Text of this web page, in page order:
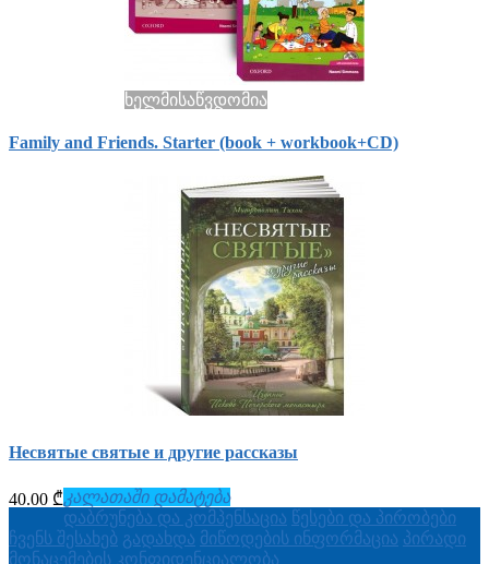
ხელმისაწვდომია
Family and Friends. Starter (book + workbook+СD)
Несвятые святые и другие рассказы
40.00 ₾ კალათაში დამატება
დაბრუნება და კომპენსაცია წესები და პირობები
ჩვენს შესახებ გადახდა მიწოდების ინფორმაცია პირადი
მონაცემების კონფიდენციალობა